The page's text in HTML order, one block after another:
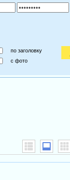
по заголовку
c фото